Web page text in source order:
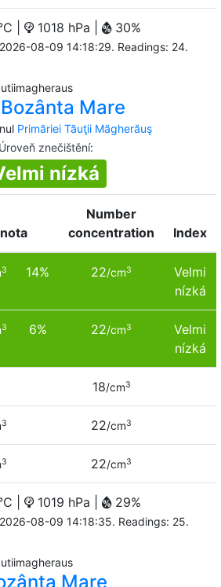
| 1018 hPa | 30%
08-09 14:18:29. Readings: 24.
Mare
Primăriei Tăuţii Măgherăuş
Úroveň znečištění:
nízká
Number
concentration
Index
3 14% 22/cm3
Velmi
nízká
3 6% 22/cm3
Velmi
nízká
18/cm3
3 22/cm3
3 22/cm3
| 1019 hPa | 29%
08-09 14:18:35. Readings: 25.
Mare